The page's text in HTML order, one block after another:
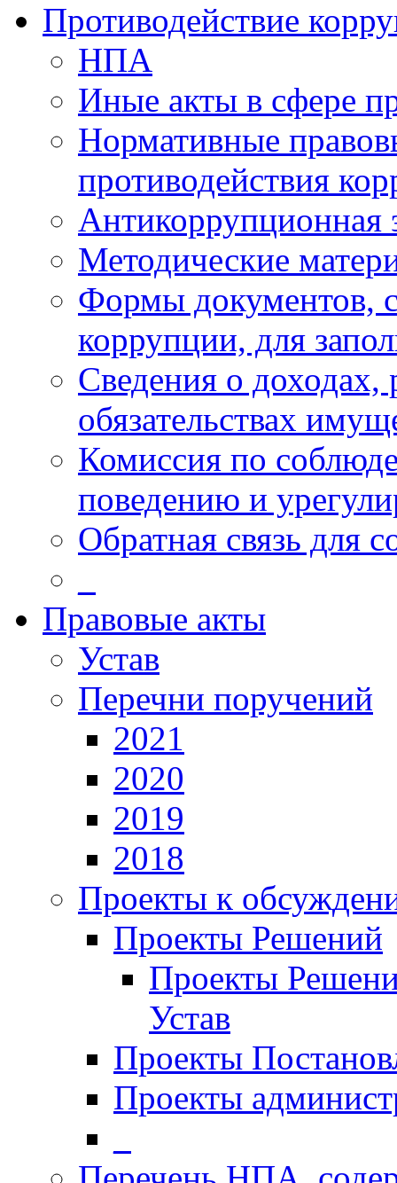
Противодействие
НПА
Иные акты в сфере
Нормативные
противодействия
Антикоррупционная
Методические
Формы документов,
коррупции, для
Сведения о доходах,
обязательствах
Комиссия по
поведению и
Обратная связь для
Правовые акты
Устав
Перечни поручений
2021
2020
2019
2018
Проекты к
Проекты Решений
Проекты
Устав
Проекты
Проекты